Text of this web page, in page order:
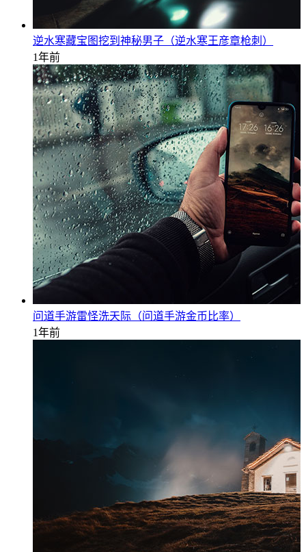
逆水寒藏宝图挖到神秘男子（逆水寒王彦章枪刺）
1年前
问道手游雷怪洗天际（问道手游金币比率）
1年前